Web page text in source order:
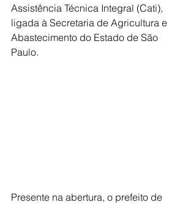
Assistência Técnica Integral (Cati),
ligada à Secretaria de Agricultura e
Abastecimento do Estado de São
Paulo.
Presente na abertura, o prefeito de